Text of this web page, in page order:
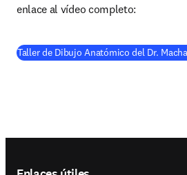
enlace al vídeo completo:
Taller de Dibujo Anatómico del Dr.